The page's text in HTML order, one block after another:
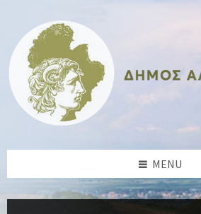
content
sidebar
sidebar
footer
MENU